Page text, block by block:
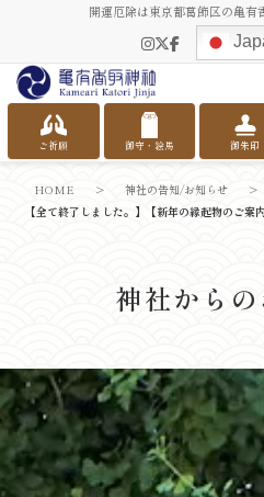
開運厄除は東京都葛飾区の亀有
ご祈願 御守・絵馬 御朱印
神社から
HOME > 神社の告知/お知らせ >
【全て終了しました。】【新年の縁起物のご案内